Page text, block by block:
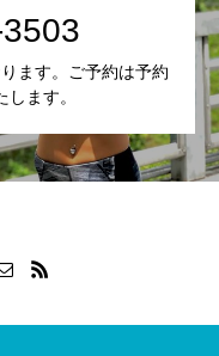
ます。ご予約は予約
ます。